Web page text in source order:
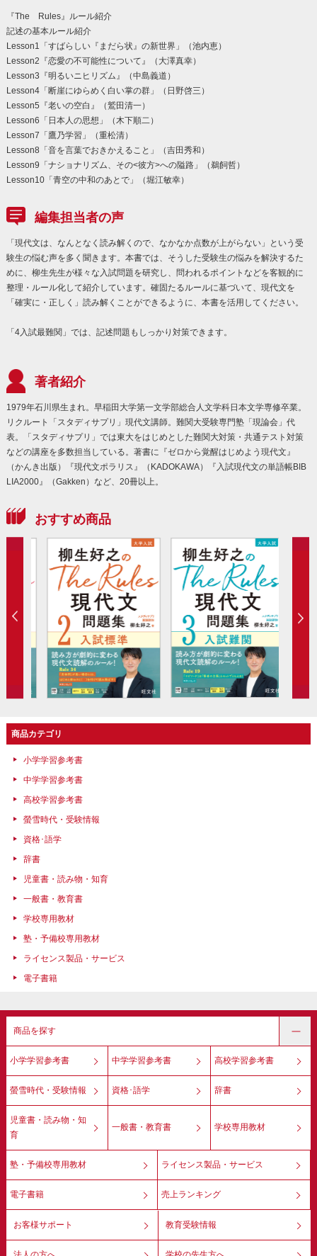
『The Rules』ルール紹介
記述の基本ルール紹介
Lesson1「すばらしい『まだら状』の新世界」（池内恵）
Lesson2『恋愛の不可能性について』（大澤真幸）
Lesson3『明るいニヒリズム』（中島義道）
Lesson4「断崖にゆらめく白い掌の群」（日野啓三）
Lesson5『老いの空白』（鷲田清一）
Lesson6「日本人の思想」（木下順二）
Lesson7「鷹乃学習」（重松清）
Lesson8「音を言葉でおきかえること」（吉田秀和）
Lesson9「ナショナリズム、その<彼方>への隘路」（鵜飼哲）
Lesson10「青空の中和のあとで」（堀江敏幸）
編集担当者の声
「現代文は、なんとなく読み解くので、なかなか点数が上がらない」という受
験生の悩む声を多く聞きます。本書では、そうした受験生の悩みを解決するた
めに、柳生先生が様々な入試問題を研究し、問われるポイントなどを客観的に
整理・ルール化して紹介しています。確固たるルールに基づいて、現代文を
「確実に・正しく」読み解くことができるように、本書を活用してください。
「4入試最難関」では、記述問題もしっかり対策できます。
著者紹介
1979年石川県生まれ。早稲田大学第一文学部総合人文学科日本文学専修卒業。
リクルート「スタディサプリ」現代文講師。難関大受験専門塾「現論会」代
表。「スタディサプリ」では東大をはじめとした難関大対策・共通テスト対策
などの講座を多数担当している。著書に『ゼロから覚醒はじめよう現代文』
（かんき出版）『現代文ポラリス』（KADOKAWA）『入試現代文の単語帳BIB
LIA2000』（Gakken）など、20冊以上。
おすすめ商品
商品カテゴリ
小学学習参考書
中学学習参考書
高校学習参考書
螢雪時代・受験情報
資格･語学
辞書
児童書・読み物・知育
一般書・教育書
学校専用教材
塾・予備校専用教材
ライセンス製品・サービス
電子書籍
商品を探す
小学学習参考書 中学学習参考書 高校学習参考書
螢雪時代・受験情報 資格･語学 辞書
児童書・読み物・知
育
一般書・教育書 学校専用教材
塾・予備校専用教材 ライセンス製品・サービス
電子書籍 売上ランキング
お客様サポート 教育受験情報